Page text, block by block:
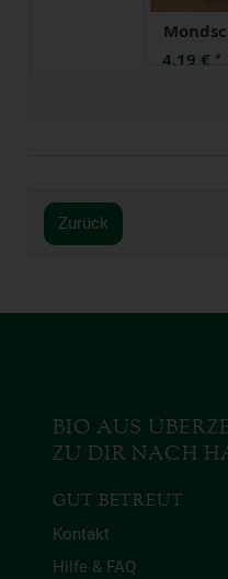
4,19 € *
Zurück
BIO AUS
ZU DIR NACH
GUT BETREUT
Kontakt
Hilfe & FAQ